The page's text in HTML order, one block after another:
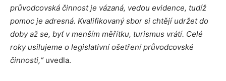
průvodcovská činnost je vázaná, vedou evidence, tudíž
pomoc je adresná. Kvalifikovaný sbor si chtějí udržet do
doby až se, byť v menším měřítku, turismus vrátí. Celé
roky usilujeme o legislativní ošetření průvodcovské
činnosti,“uvedla.